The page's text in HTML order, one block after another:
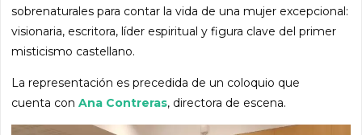
sobrenaturales para contar la vida de una mujer excepcional:
visionaria, escritora, líder espiritual y figura clave del primer
misticismo castellano.
La representación es precedida de un coloquio que
cuenta conAna Contreras, directora de escena.